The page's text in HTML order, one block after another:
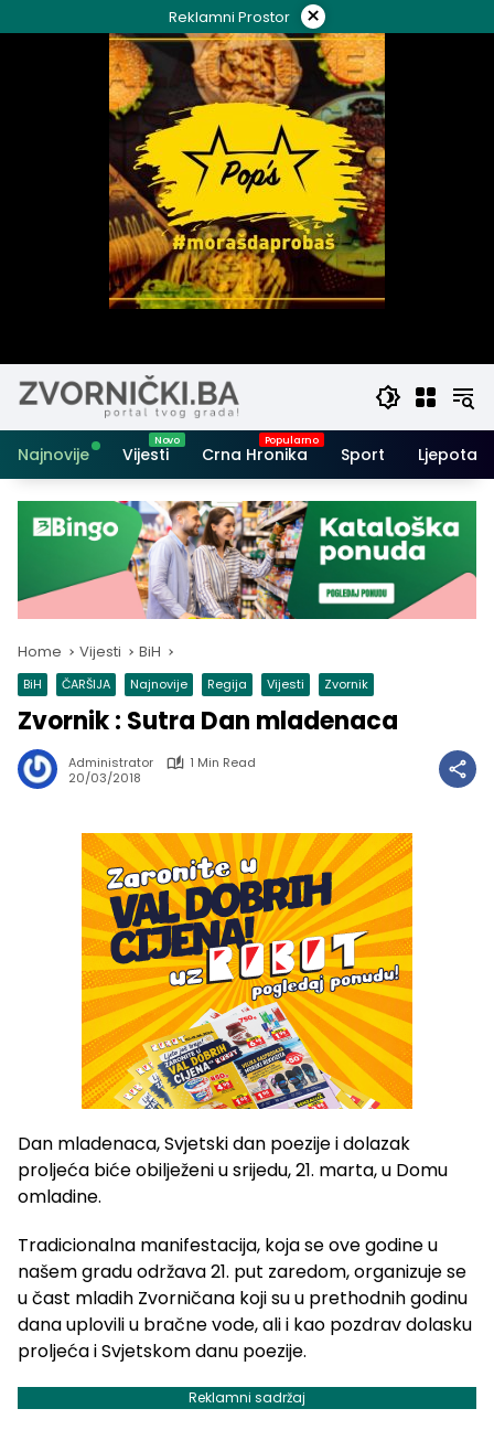
to
Reklamni Prostor ×
Najnovije Vijesti Crna Hronika Sport Ljepota i
Home Vijesti BiH
BiH ČARŠIJA Najnovije Regija Vijesti Zvornik
Zvornik : Sutra Dan mladenaca
Administrator
1 Min Read
20/03/2018
Dan mladenaca, Svjetski dan poezije i dolazak
proljeća biće obilježeni u srijedu, 21. marta, u Domu
omladine.
Tradicionalna manifestacija, koja se ove godine u
našem gradu održava 21. put zaredom, organizuje se
u čast mladih Zvorničana koji su u prethodnih godinu
dana uplovili u bračne vode, ali i kao pozdrav dolasku
proljeća i Svjetskom danu poezije.
Reklamni sadržaj